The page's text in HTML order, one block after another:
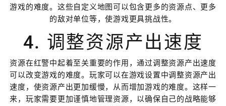
游戏的难度。这些自定义地图可以包含更多的资源点、更多
的敌对单位等，使游戏更具挑战性。
4. 调整资源产出速度
资源在红警中起着至关重要的作用，通过调整资源产出速度
可以改变游戏的难度。玩家可以在游戏设置中调整资源产出
速度，使资源产出更加缓慢，从而增加游戏的难度。这样一
来，玩家需要更加谨慎地管理资源，以确保自己的战略能够